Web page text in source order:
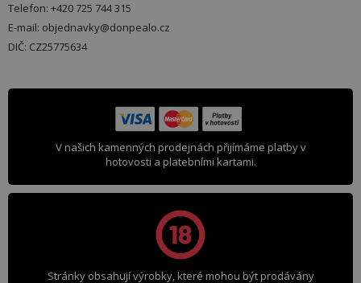
Telefon: +420 725 744 315
E-mail: objednavky@donpealo.cz
DIČ: CZ25775634
V našich kamenných prodejnách přijímáme platby v
hotovosti a platebními kartami.
Stránky obsahují výrobky, které mohou být prodávány